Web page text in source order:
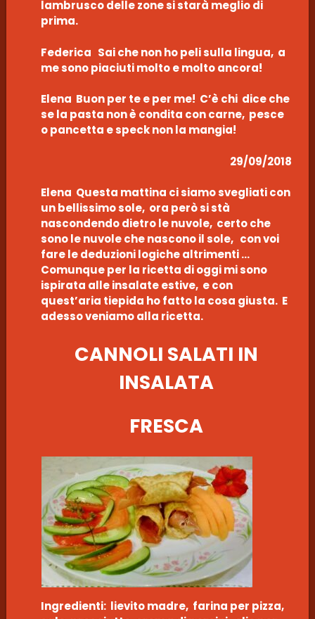
lambrusco delle zone si starà meglio di
prima.
Federica Sai che non ho peli sulla lingua, a
me sono piaciuti molto e molto ancora!
Elena Buon per te e per me! C’è chi dice che
se la pasta non è condita con carne, pesce
o pancetta e speck non la mangia!
29/09/2018
Elena Questa mattina ci siamo svegliati con
un bellissimo sole, ora però si stà
nascondendo dietro le nuvole, certo che
sono le nuvole che nascono il sole, con voi
fare le deduzioni logiche altrimenti …
Comunque per la ricetta di oggi mi sono
ispirata alle insalate estive, e con
quest’aria tiepida ho fatto la cosa giusta. E
adesso veniamo alla ricetta.
CANNOLI SALATI IN
INSALATA
FRESCA
Ingredienti: lievito madre, farina per pizza,